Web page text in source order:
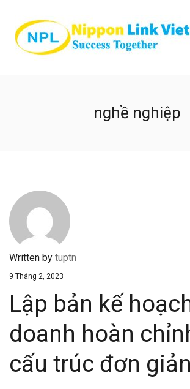
nghề nghiệp
Written by tuptn
9 Tháng 2, 2023
Lập bản kế
doanh hoàn
cấu trúc đơn giản